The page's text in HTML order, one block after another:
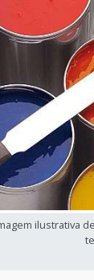
ilustrativa